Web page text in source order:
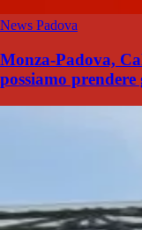
News Padova
Monza-Padova,
possiamo